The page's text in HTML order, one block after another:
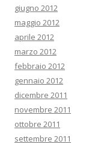
giugno 2012
maggio 2012
aprile 2012
marzo 2012
febbraio 2012
gennaio 2012
dicembre 2011
novembre 2011
ottobre 2011
settembre 2011